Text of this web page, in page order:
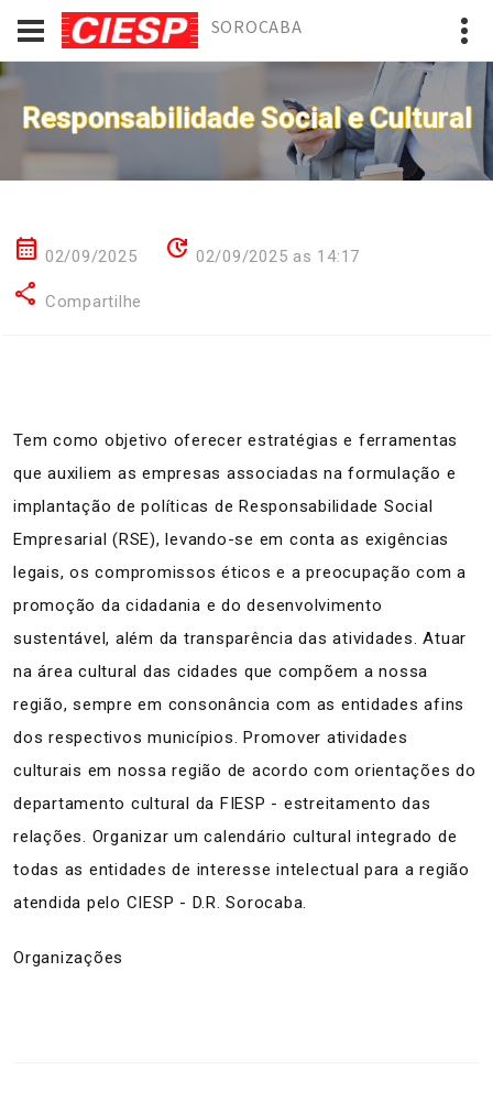
SOROCABA
Responsabilidade Social e Cultural
calendar_month 02/09/2025 update 02/09/2025 as 14:17
share Compartilhe
Tem como objetivo oferecer estratégias e ferramentas
que auxiliem as empresas associadas na formulação e
implantação de políticas de Responsabilidade Social
Empresarial (RSE), levando-se em conta as exigências
legais, os compromissos éticos e a preocupação com a
promoção da cidadania e do desenvolvimento
sustentável, além da transparência das atividades. Atuar
na área cultural das cidades que compõem a nossa
região, sempre em consonância com as entidades afins
dos respectivos municípios. Promover atividades
culturais em nossa região de acordo com orientações do
departamento cultural da FIESP - estreitamento das
relações. Organizar um calendário cultural integrado de
todas as entidades de interesse intelectual para a região
atendida pelo CIESP - D.R. Sorocaba.
Organizações